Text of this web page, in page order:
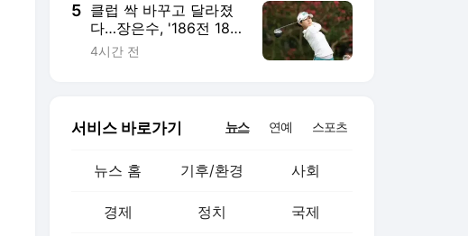
5 클럽 싹 바꾸고 달라졌
다…장은수, '186전 187
기' KLPGA투어 감격 첫
4시간 전
서비스 바로가기 뉴스 연예 스포츠
뉴스 홈 기후/환경 사회
경제 정치 국제